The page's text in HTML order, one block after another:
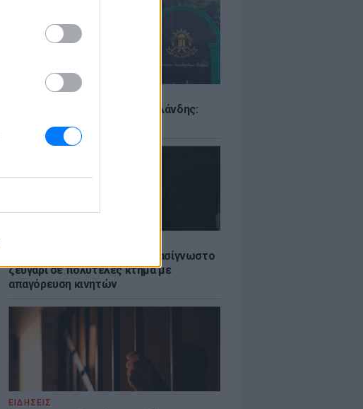
ΕΙΔΗΣΕΙΣ
Μακελειό σε σχολείο της Ταϊλάνδης:
Μαθητής άνοιξε πυρ
Μυστική γαμήλια γιορτή για πασίγνωστο
ζευγάρι σε πολυτελές κτήμα με
απαγόρευση κινητών
ΕΙΔΗΣΕΙΣ